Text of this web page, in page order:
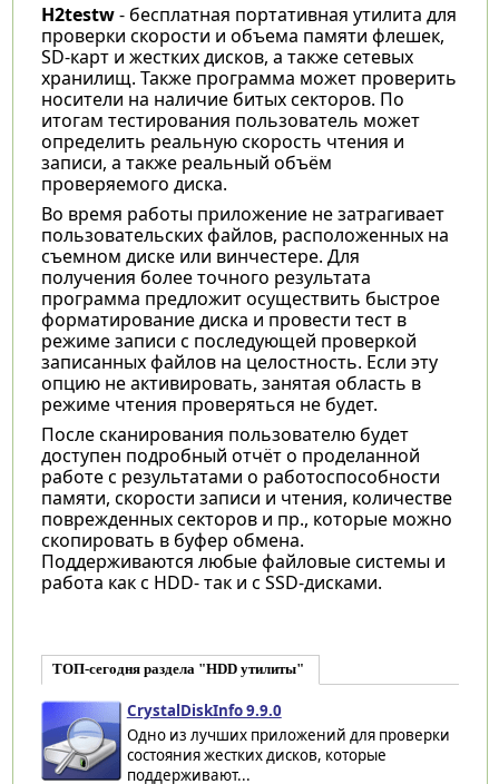
H2testw- бесплатная портативная утилита для
проверки скорости и объема памяти флешек,
SD-карт и жестких дисков, а также сетевых
хранилищ. Также программа может проверить
носители на наличие битых секторов. По
итогам тестирования пользователь может
определить реальную скорость чтения и
записи, а также реальный объём
проверяемого диска.
Во время работы приложение не затрагивает
пользовательских файлов, расположенных на
съемном диске или винчестере. Для
получения более точного результата
программа предложит осуществить быстрое
форматирование диска и провести тест в
режиме записи с последующей проверкой
записанных файлов на целостность. Если эту
опцию не активировать, занятая область в
режиме чтения проверяться не будет.
После сканирования пользователю будет
доступен подробный отчёт о проделанной
работе с результатами о работоспособности
памяти, скорости записи и чтения, количестве
поврежденных секторов и пр., которые можно
скопировать в буфер обмена.
Поддерживаются любые файловые системы и
работа как с HDD- так и с SSD-дисками.
ТОП-сегодня раздела "HDD утилиты"
CrystalDiskInfo 9.9.0
Одно из лучших приложений для проверки
состояния жестких дисков, которые
поддерживают...